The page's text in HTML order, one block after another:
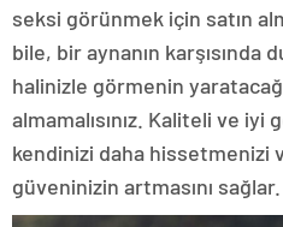
seksi görünmek için satın
bile, bir aynanın karşısında
halinizle görmenin
almamalısınız. Kaliteli ve iyi
kendinizi daha hissetmenizi
güveninizin artmasını sağlar.